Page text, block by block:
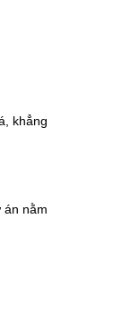
khẳng
án nằm